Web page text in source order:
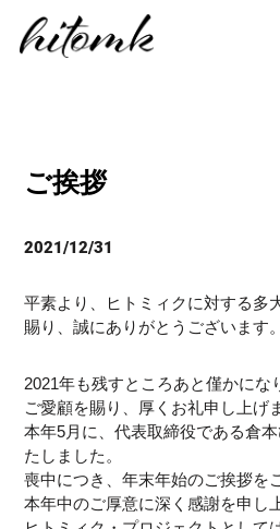
ご挨拶
2021/12/31
平素より、ヒトミィクに対する多
賜り、誠にありがとうございます。
2021年も残すところあと僅かにな
ご愛顧を賜り、厚くお礼申し上げ
本年5月に、代表取締役である倉
たしました。
喪中につき、年末年始のご挨拶を
本年中のご厚意に深く感謝を申し